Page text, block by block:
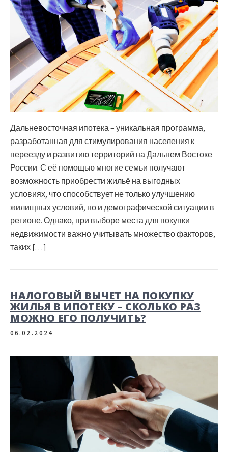
Дальневосточная ипотека – уникальная программа,
разработанная для стимулирования населения к
переезду и развитию территорий на Дальнем Востоке
России. С её помощью многие семьи получают
возможность приобрести жильё на выгодных
условиях, что способствует не только улучшению
жилищных условий, но и демографической ситуации в
регионе. Однако, при выборе места для покупки
недвижимости важно учитывать множество факторов,
таких […]
НАЛОГОВЫЙ ВЫЧЕТ НА ПОКУПКУ
ЖИЛЬЯ В ИПОТЕКУ – СКОЛЬКО РАЗ
МОЖНО ЕГО ПОЛУЧИТЬ?
06.02.2024